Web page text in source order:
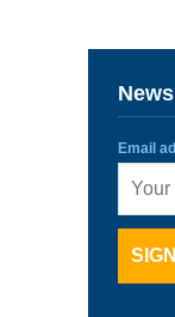
Email